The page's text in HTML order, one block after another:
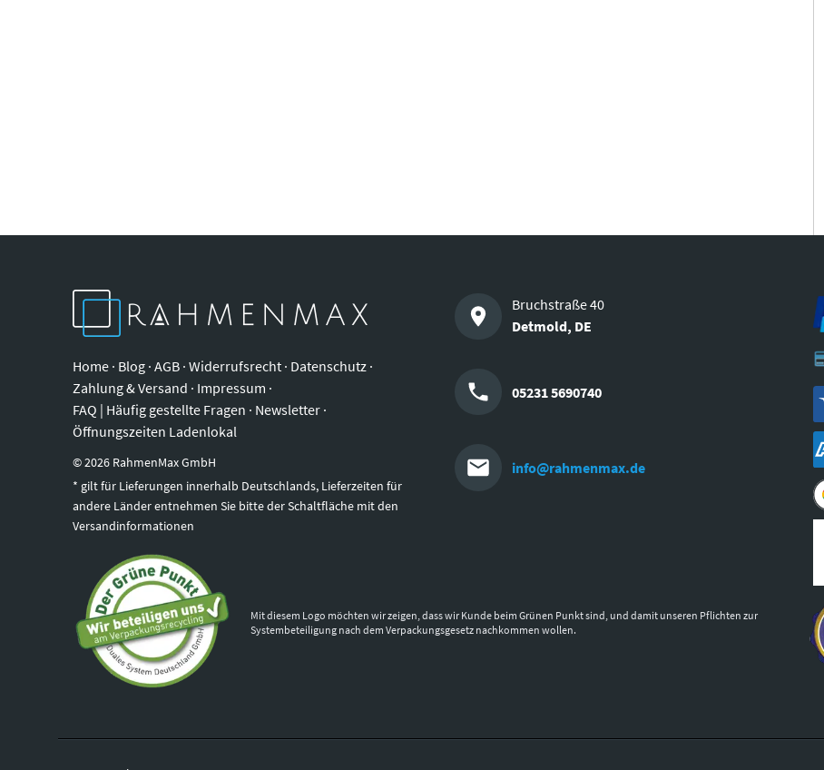
Home · Blog · AGB · Widerrufsrecht · Datenschutz ·
Zahlung & Versand · Impressum ·
FAQ | Häufig gestellte Fragen · Newsletter ·
Öffnungszeiten Ladenlokal
©2026 RahmenMax GmbH
* gilt für Lieferungen innerhalb Deutschlands, Lieferzeiten für
andere Länder entnehmen Sie bitte der Schaltfläche mit den
Versandinformationen
Bruchstraße 40
Detmold, DE
05231 5690740
info@rahmenmax.de
Mit diesem Logo möchten wir zeigen, dass wir Kunde beim Grünen Punkt sind, und damit unseren Pflichten zur
Systembeteiligung nach dem Verpackungsgesetz nachkommen wollen.